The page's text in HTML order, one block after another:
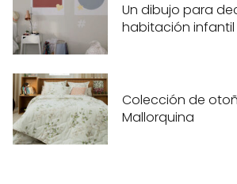
Un dibujo para
habitación infantil
Colección de
Mallorquina